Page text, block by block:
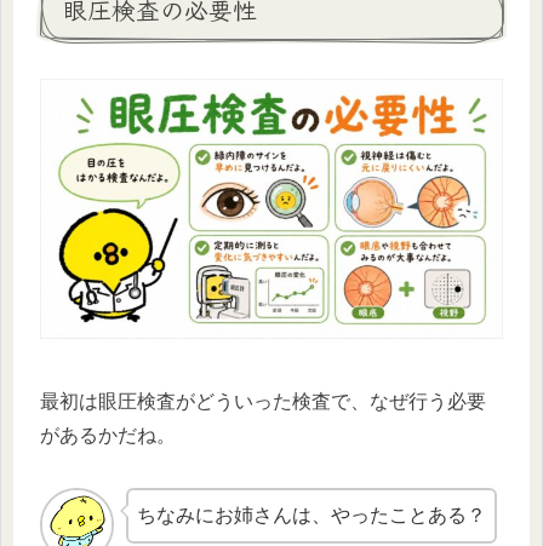
眼圧検査の必要性
最初は眼圧検査がどういった検査で、なぜ行う必要
があるかだね。
ちなみにお姉さんは、やったことある？